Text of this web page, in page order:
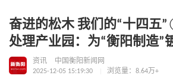
奋进的松木 我们的“十四五
处理产业园：为“衡阳制造”
资讯
中国衡阳新闻网
2025-12-05 15:19:30
浏览量：8.64万+